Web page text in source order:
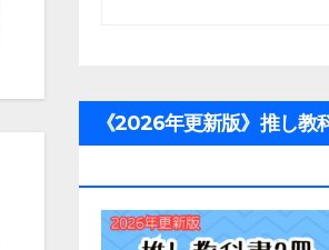
《2026年更新版》推し教